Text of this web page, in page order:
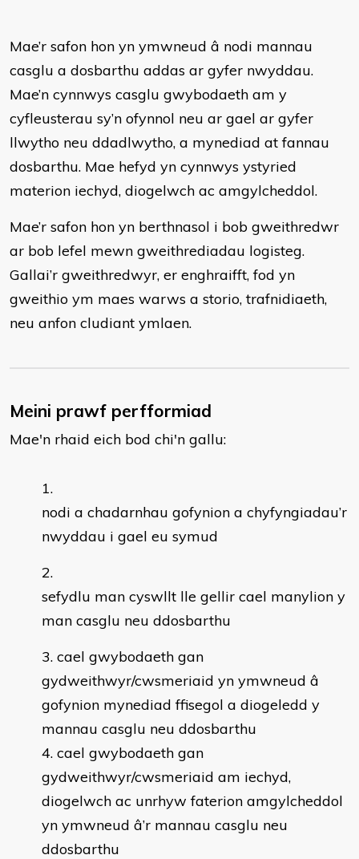
Mae’r safon hon yn ymwneud â nodi mannau
casglu a dosbarthu addas ar gyfer nwyddau.
Mae’n cynnwys casglu gwybodaeth am y
cyfleusterau sy’n ofynnol neu ar gael ar gyfer
llwytho neu ddadlwytho, a mynediad at fannau
dosbarthu. Mae hefyd yn cynnwys ystyried
materion iechyd, diogelwch ac amgylcheddol.
Mae’r safon hon yn berthnasol i bob gweithredwr
ar bob lefel mewn gweithrediadau logisteg.
Gallai’r gweithredwyr, er enghraifft, fod yn
gweithio ym maes warws a storio, trafnidiaeth,
neu anfon cludiant ymlaen.
Meini prawf perfformiad
Mae'n rhaid eich bod chi'n gallu:
nodi a chadarnhau gofynion a chyfyngiadau’r
nwyddau i gael eu symud
sefydlu man cyswllt lle gellir cael manylion y
man casglu neu ddosbarthu
cael gwybodaeth gan
gydweithwyr/cwsmeriaid yn ymwneud â
gofynion mynediad ffisegol a diogeledd y
mannau casglu neu ddosbarthu
cael gwybodaeth gan
gydweithwyr/cwsmeriaid am iechyd,
diogelwch ac unrhyw faterion amgylcheddol
yn ymwneud â’r mannau casglu neu
ddosbarthu